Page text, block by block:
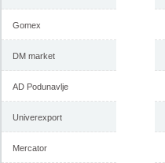
Gomex
DM market
AD Podunavlje
Univerexport
Mercator